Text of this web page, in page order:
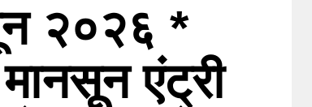
२०२६ *
एंट्री